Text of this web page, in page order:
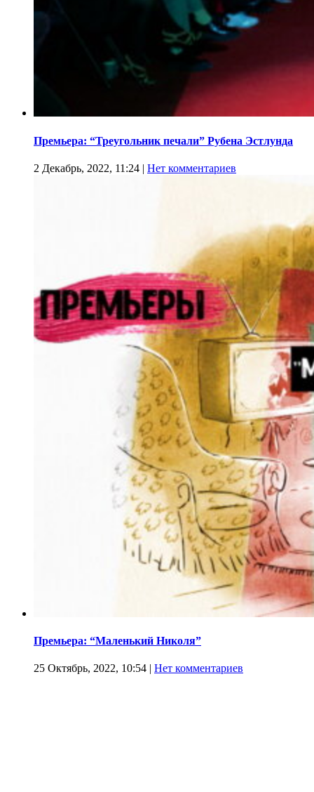
Премьера: “Треугольник печали” Рубена Эстлунда
2 Декабрь, 2022, 11:24 | Нет комментариев
Премьера: “Маленький Николя”
25 Октябрь, 2022, 10:54 | Нет комментариев